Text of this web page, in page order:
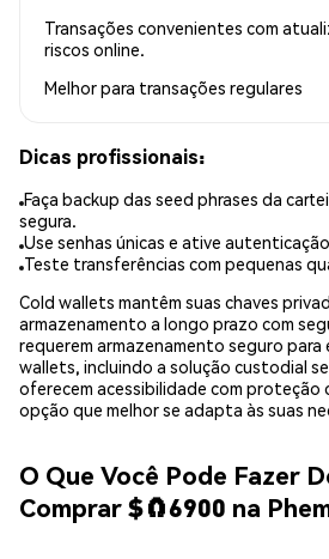
Transações convenientes com
riscos online.
Melhor para transações regulares
Dicas profissionais:
Faça backup das seed phrases da
segura.
Use senhas únicas e ative
Teste transferências com pequenas
Cold wallets mantêm suas chaves
armazenamento a longo prazo com
requerem armazenamento seguro
wallets, incluindo a solução custodial
oferecem acessibilidade com proteção
opção que melhor se adapta às suas
O Que Você Pode Fazer
Comprar $🧲6900 na